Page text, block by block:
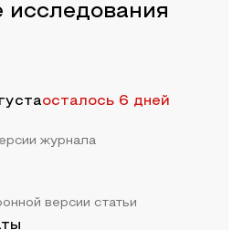
исследования
осталось 6 дней
журнала
версии статьи